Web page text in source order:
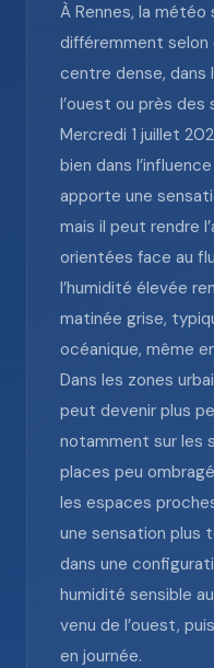
À Rennes, la
différemment selon
centre dense, dans
l’ouest ou près
Mercredi 1 juillet
bien dans
apporte une
mais il peut rendre
orientées face au
l’humidité élevée
matinée grise,
océanique, même
Dans les zones
peut devenir plus
notamment sur les
places peu
les espaces
une sensation plus
dans une
humidité sensible
venu de l’ouest,
en journée.